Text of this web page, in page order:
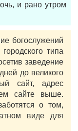
и рано утром
богослужений
типа
заведение
до великого
сайт, адрес
сайте выше.
о том,
виде для